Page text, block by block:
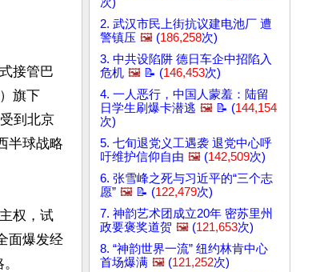
接管巴
旗下
到北京
半球战略
权，试
面爆发经
2. 武汉市民上街抗议建电池厂 遭
警镇压 🖼️ (186,258次)
3. 中共设陷阱 德日车企中招陷入
危机 🖼️ 📝 (146,453次)
4. 一人恶行，中国人蒙羞：陆留
日学生刷爆卡潜逃 🖼️ 📝 (144,154
次)
5. 七旬退党义工遇袭 退党中心呼
吁维护信仰自由 🖼️ (142,509次)
6. 张雪峰之死与习近平的“三个志
愿” 🖼️ 📝 (122,479次)
7. 神韵艺术团成立20年 密苏里州
政要褒奖道贺 🖼️ (121,653次)
8. “神韵世界一流” 纽约林肯中心
首场爆满 🖼️ (121,252次)